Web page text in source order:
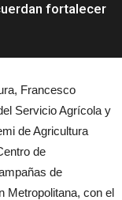
fortalecer
Francesco
Servicio Agrícola y
de Agricultura
de
de
Metropolitana, con el